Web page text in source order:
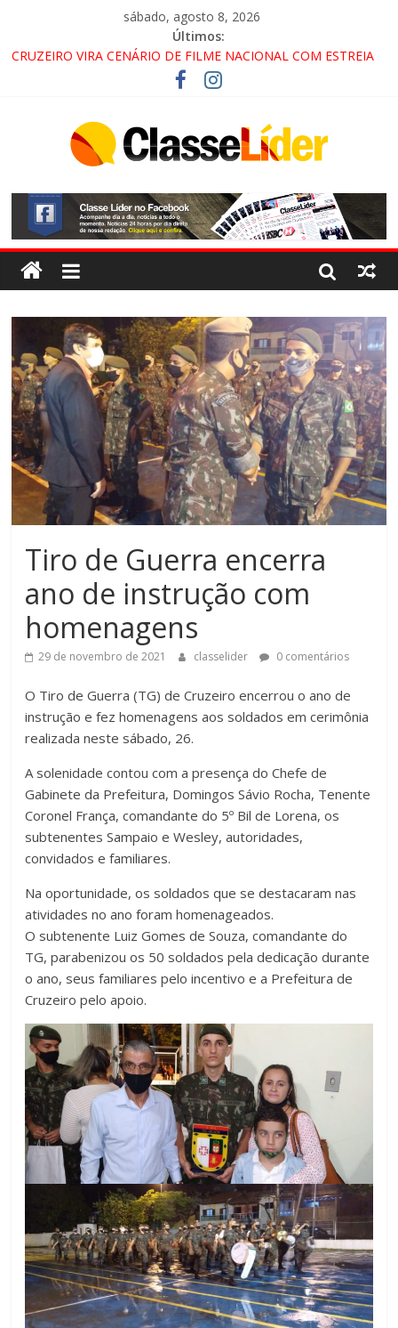
sábado, agosto 8, 2026
Últimos:
CRUZEIRO VIRA CENÁRIO DE FILME NACIONAL COM ESTREIA
PROMOTOR DO GAECO
ACESSO À APARECIDA NA DUTRA SERÁ BLOQUEADO NO FIM
ALTERNATIVAS
LORENA, PINDAMONHANGABA E QUELUZ NA RETA FINAL
PELA FÁBRICA DA COCA-COLA!
Tiro de Guerra encerra
ano de instrução com
homenagens
29 de novembro de 2021 classelider 0 comentários
O Tiro de Guerra (TG) de Cruzeiro encerrou o ano de
instrução e fez homenagens aos soldados em cerimônia
realizada neste sábado, 26.
A solenidade contou com a presença do Chefe de
Gabinete da Prefeitura, Domingos Sávio Rocha, Tenente
Coronel França, comandante do 5º Bil de Lorena, os
subtenentes Sampaio e Wesley, autoridades,
convidados e familiares.
Na oportunidade, os soldados que se destacaram nas
atividades no ano foram homenageados.
O subtenente Luiz Gomes de Souza, comandante do
TG, parabenizou os 50 soldados pela dedicação durante
o ano, seus familiares pelo incentivo e a Prefeitura de
Cruzeiro pelo apoio.